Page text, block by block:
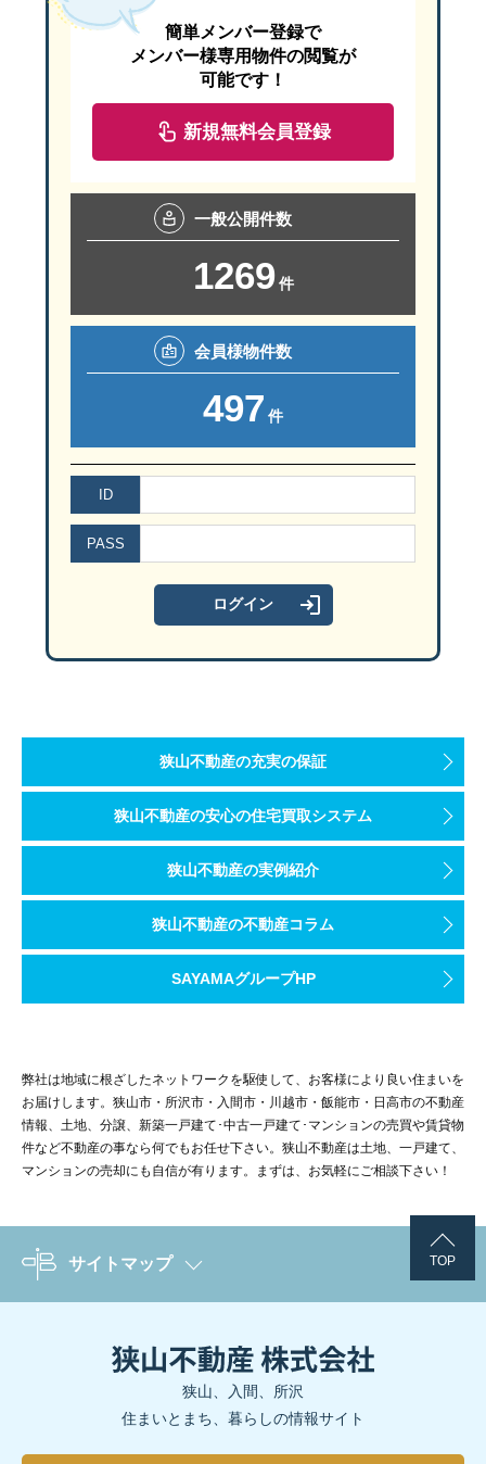
簡単メンバー登録で
メンバー様専用物件の閲覧が
可能です！
新規無料会員登録
一般公開件数
1269 件
会員様物件数
497 件
ID
PASS
狭山不動産の充実の保証
狭山不動産の安心の住宅買取システム
狭山不動産の実例紹介
狭山不動産の不動産コラム
SAYAMAグループHP
弊社は地域に根ざしたネットワークを駆使して、お客様により良い住まいを
お届けします。狭山市・所沢市・入間市・川越市・飯能市・日高市の不動産
情報、土地、分譲、新築一戸建て･中古一戸建て･マンションの売買や賃貸物
件など不動産の事なら何でもお任せ下さい。狭山不動産は土地、一戸建て、
マンションの売却にも自信が有ります。まずは、お気軽にご相談下さい！
TOP
サイトマップ
狭山、入間、所沢
住まいとまち、暮らしの情報サイト